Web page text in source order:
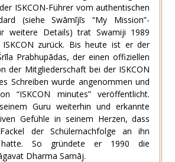
ISKCON-Führer vom authentischen
(siehe Swāmījīs “My Mission”-
weitere Details) trat Swamiji 1989
zurück. Bis heute ist er der
Prabhupādas, der einen offiziellen
der Mitgliederschaft bei der ISKCON
Schreiben wurde angenommen und
“ISKCON minutes” veröffentlicht.
Guru weiterhin und erkannte
Gefühle in seinem Herzen, dass
der Schülernachfolge an ihn
hatte. So gründete er 1990 die
Dharma Samāj.